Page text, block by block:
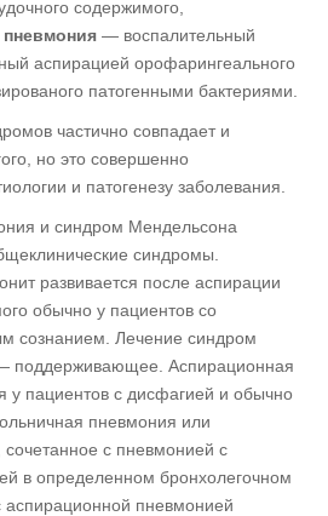
содержимого,
— воспалительный
аспирацией орофарингеального
патогенными бактериями.
частично совпадает и
но это совершенно
и патогенезу заболевания.
и синдром Мендельсона
синдромы.
развивается после аспирации
обычно у пациентов со
сознанием. Лечение синдром
поддерживающее. Аспирационная
у пациентов с дисфагией и обычно
пневмония или
с пневмонией с
в определенном бронхолегочном
аспирационной пневмонией